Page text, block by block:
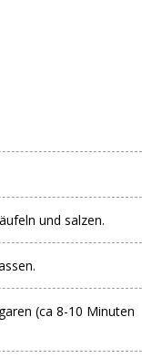
und salzen.
(ca 8-10 Minuten